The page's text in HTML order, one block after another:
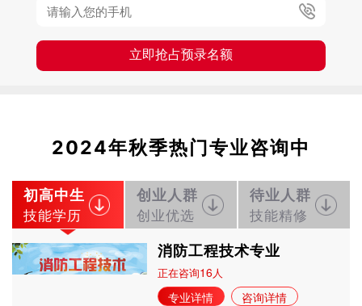
铁路客运服务 150 立即预约
立即预约
公路施工与养护 30 25 技能证书+学历证书 立即预约

立即抢占预录名额
2024年秋季热门专业咨询中
初高中生
技能学历
创业人群
创业优选
待业人群
技能精修
消防工程技术专业
正在咨询16人
专业详情 咨询详情